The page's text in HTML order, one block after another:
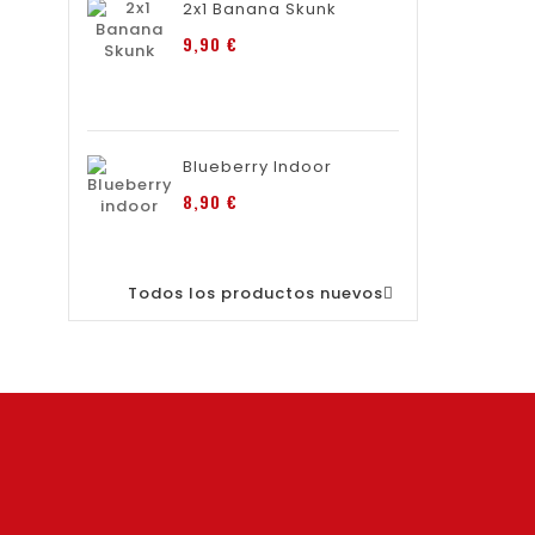
2x1 Banana Skunk
9,90 €
Blueberry Indoor
8,90 €
Todos los productos nuevos 